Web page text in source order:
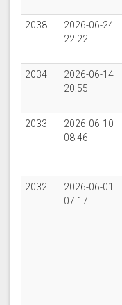
2038
2026-06-24
22:22
2034
2026-06-14
20:55
2033
2026-06-10
08:46
2032
2026-06-01
07:17